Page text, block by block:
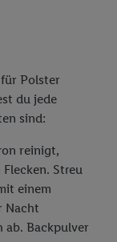
Polster
du jede
sind:
reinigt,
Streu
einem
Nacht
ab. Backpulver